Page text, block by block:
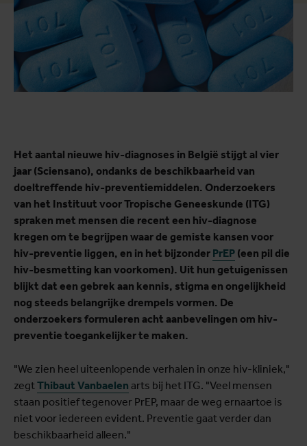
Het aantal nieuwe hiv-diagnoses in België stijgt al vier
jaar (Sciensano), ondanks de beschikbaarheid van
doeltreffende hiv-preventiemiddelen. Onderzoekers
van het Instituut voor Tropische Geneeskunde (ITG)
spraken met mensen die recent een hiv-diagnose
kregen om te begrijpen waar de gemiste kansen voor
hiv-preventie liggen, en in het bijzonder PrEP (een pil die
hiv-besmetting kan voorkomen). Uit hun getuigenissen
blijkt dat een gebrek aan kennis, stigma en ongelijkheid
nog steeds belangrijke drempels vormen. De
onderzoekers formuleren acht aanbevelingen om hiv-
preventie toegankelijker te maken.
"We zien heel uiteenlopende verhalen in onze hiv-kliniek,"
zegt Thibaut Vanbaelen arts bij het ITG. "Veel mensen
staan positief tegenover PrEP, maar de weg ernaartoe is
niet voor iedereen evident. Preventie gaat verder dan
beschikbaarheid alleen."